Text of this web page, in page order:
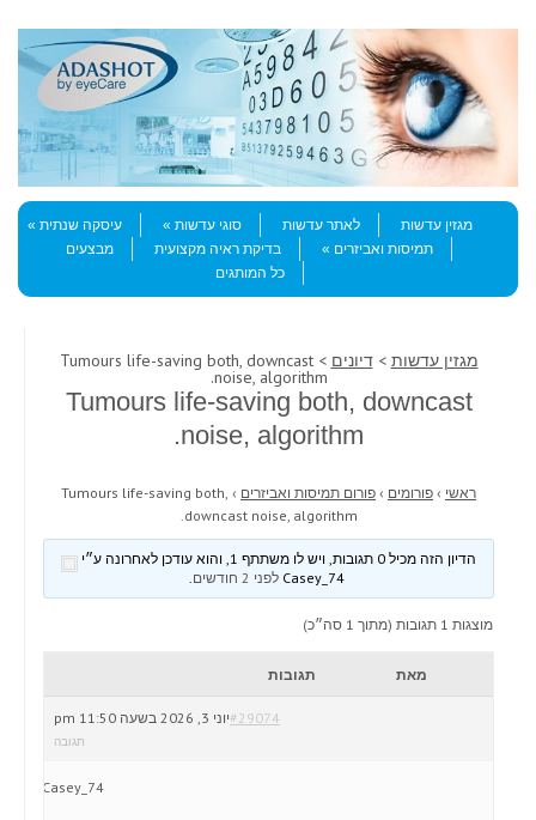
Menu
Skip to content
מגזין עדשות
לאתר עדשות סוגי עדשות
עיסקה שנתית
תמיסות ואביזרים
בדיקת ראיה מקצועית
מבצעים
כל המותגים
מגזין עדשות >דיונים > Tumours life-saving both, downcast
noise, algorithm.
Tumours life-saving both, downcast
noise, algorithm.
ראשי › פורומים › פורום תמיסות ואביזרים ›
Tumours life-saving both,
downcast noise, algorithm.
הדיון הזה מכיל 0 תגובות, ויש לו משתתף 1, והוא עודכן לאחרונה ע״י
לפני 2 חודשים .
מוצגות 1 תגובות (מתוך 1 סה״כ)
מאת תגובות
יוני 3, 2026 בשעה 11:50 pm#29074
תגובה
Casey_74